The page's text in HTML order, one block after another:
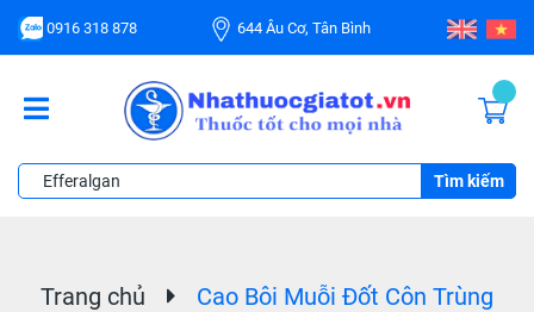
0916 318 878 644 Âu Cơ, Tân Bình
Tìm kiếm
Trang chủ
Cao Bôi Muỗi Đốt Côn Trùng